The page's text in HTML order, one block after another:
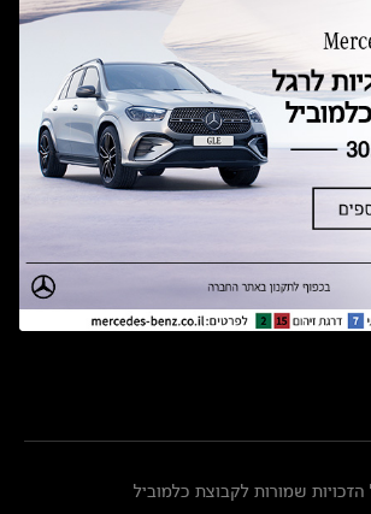
בהסדר פשרה בתצ 56447-02-19
שמורות לקבוצת כלמוביל